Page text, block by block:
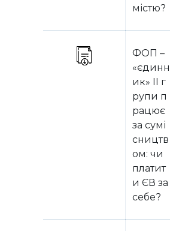
містю?
ФОП –
«єдинн
ик» II г
рупи п
рацює
за сумі
сництв
ом: чи
платит
и ЄВ за
себе?